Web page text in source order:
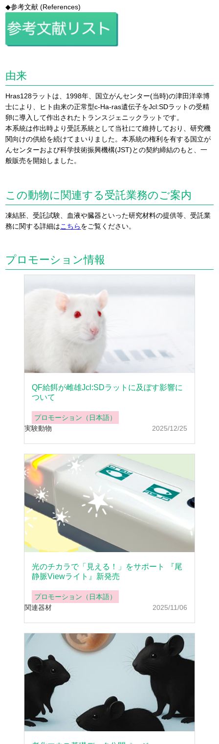
◆参考文献 (References)
由来
Hras128ラットは、1998年、国立がんセンター(当時)の津田洋幸博
士により、ヒト由来の正常型c-Ha-ras遺伝子をJcl:SDラットの受精
卵に導入して作出されたトランスジェニックラットです。
本系統は作出時より受託系統として当社にて維持しており、研究機
関向けの供給を続けてまいりました。本系統の権利を有する国立が
んセンターおよび科学技術振興機構(JST)との契約締結のもと、一
般販売を開始しました。
この動物に関連する受託業務のご案内
凍結胚、受託試験、血液や臓器といった研究材料の提供等、受託業
務に関する詳細はこちらをご覧ください。
プロモーション情報
2025/12/25
QF給餌が雌雄Jcl:SDラットに及ぼす影響に
ついて
プロモーション（日本語）
実験動物
2025/11/06
光のチカラで「見える！」をサポート 『尾
静脈Viewライト』新発売
プロモーション（日本語）
関連器材